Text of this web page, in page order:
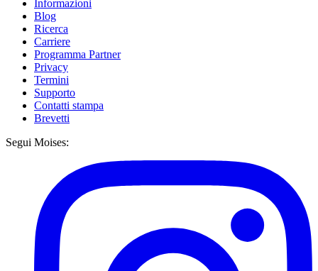
Informazioni
Blog
Ricerca
Carriere
Programma Partner
Privacy
Termini
Supporto
Contatti stampa
Brevetti
Segui Moises: